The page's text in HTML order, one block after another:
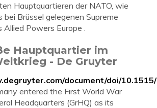
Hauptquartieren der NATO, wie
bei Brüssel gelegenen Supreme
Allied Powers Europe .
Hauptquartier im
- De Gruyter
document/doi/
entered the First World War
Headquarters (GrHQ) as its